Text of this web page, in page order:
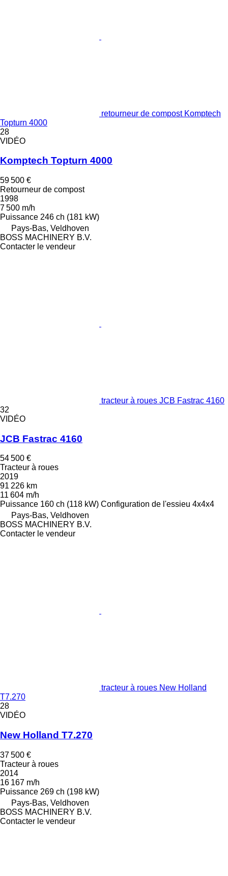
retourneur de compost Komptech
Topturn 4000
28
VIDÉO
Komptech Topturn 4000
59 500 €
Retourneur de compost
1998
7 500 m/h
Puissance 246 ch (181 kW)
Pays-Bas, Veldhoven
BOSS MACHINERY B.V.
Contacter le vendeur
tracteur à roues JCB Fastrac 4160
32
VIDÉO
JCB Fastrac 4160
54 500 €
Tracteur à roues
2019
91 226 km
11 604 m/h
Puissance 160 ch (118 kW) Configuration de l'essieu 4x4x4
Pays-Bas, Veldhoven
BOSS MACHINERY B.V.
Contacter le vendeur
tracteur à roues New Holland
T7.270
28
VIDÉO
New Holland T7.270
37 500 €
Tracteur à roues
2014
16 167 m/h
Puissance 269 ch (198 kW)
Pays-Bas, Veldhoven
BOSS MACHINERY B.V.
Contacter le vendeur